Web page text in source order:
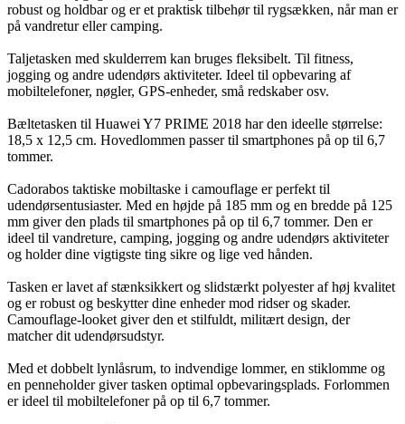
robust og holdbar og er et praktisk tilbehør til rygsækken, når man er
på vandretur eller camping.
Taljetasken med skulderrem kan bruges fleksibelt. Til fitness,
jogging og andre udendørs aktiviteter. Ideel til opbevaring af
mobiltelefoner, nøgler, GPS-enheder, små redskaber osv.
Bæltetasken til Huawei Y7 PRIME 2018 har den ideelle størrelse:
18,5 x 12,5 cm. Hovedlommen passer til smartphones på op til 6,7
tommer.
Cadorabos taktiske mobiltaske i camouflage er perfekt til
udendørsentusiaster. Med en højde på 185 mm og en bredde på 125
mm giver den plads til smartphones på op til 6,7 tommer. Den er
ideel til vandreture, camping, jogging og andre udendørs aktiviteter
og holder dine vigtigste ting sikre og lige ved hånden.
Tasken er lavet af stænksikkert og slidstærkt polyester af høj kvalitet
og er robust og beskytter dine enheder mod ridser og skader.
Camouflage-looket giver den et stilfuldt, militært design, der
matcher dit udendørsudstyr.
Med et dobbelt lynlåsrum, to indvendige lommer, en stiklomme og
en penneholder giver tasken optimal opbevaringsplads. Forlommen
er ideel til mobiltelefoner på op til 6,7 tommer.